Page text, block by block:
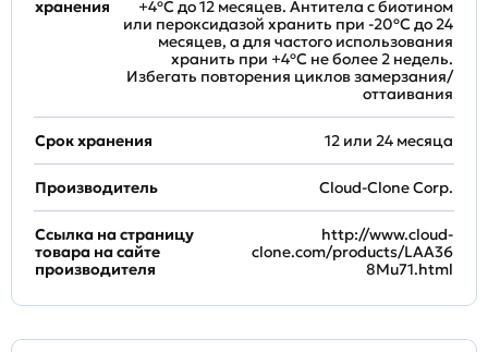
хранения
+4ºС до 12 месяцев. Антитела с биотином
или пероксидазой хранить при -20ºС до 24
месяцев, а для частого использования
хранить при +4ºС не более 2 недель.
Избегать повторения циклов замерзания/
оттаивания
Срок хранения 12 или 24 месяца
Производитель Cloud-Clone Corp.
Ссылка на страницу
товара на сайте
производителя
http://www.cloud-
clone.com/products/LAA36
8Mu71.html